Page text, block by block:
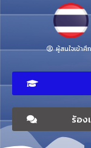
ผู้สนใจเข้าศึ
ร้อง